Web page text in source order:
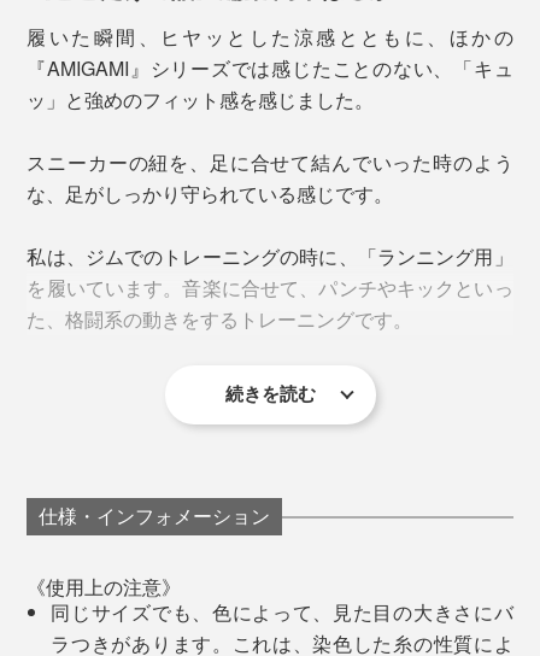
ンターで撮影した顕微鏡写真
裏の汗をいっぱい吸って、どんどん逃がしてくれるか
ら、ムレも、ベタつきも、ずっと少なく感じるはず。
「靴下のジメジメが気にならない」
『AMIGAMI』は、大福製紙が細くて頑丈な和紙糸を、
東洋繊維が靴下編み機を、それぞれ40年以上、研究して
すが、『AMIGAMI』は、一般的なコットン製靴下の2倍
もの回転数で、ゆっくり編みながら、職人の手と目によ
さらに、足首を覆うことで、かかとの擦れをカバーして
くれます。
履いた瞬間、ヒヤッとした涼感とともに、ほかの
『AMIGAMI』シリーズでは感じたことのない、「キュ
ッ」と強めのフィット感を感じました。
スニーカーの紐を、足に合せて結んでいった時のよう
な、足がしっかり守られている感じです。
私は、ジムでのトレーニングの時に、「ランニング用」
を履いています。音楽に合せて、パンチやキックといっ
た、格闘系の動きをするトレーニングです。
たった45分なのですが、前や横へ、すばやくステップを
続きを読む
仕様・インフォメーション
《使用上の注意》
同じサイズでも、色によって、見た目の大きさにバ
ラつきがあります。これは、染色した糸の性質によ